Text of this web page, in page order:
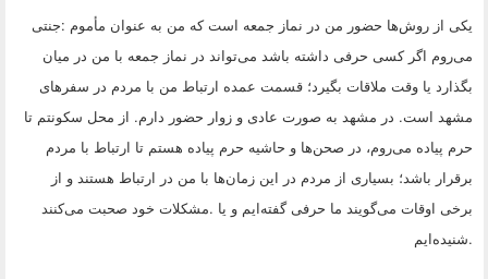
جنتی: یکی از روش‌ها حضور من در نماز جمعه است که من به عنوان مأموم
می‌روم اگر کسی حرفی داشته باشد می‌تواند در نماز جمعه با من در میان
بگذارد یا وقت ملاقات بگیرد؛ قسمت عمده ارتباط من با مردم در سفرهای
مشهد است. در مشهد به صورت عادی و زوار حضور دارم. از محل سکونتم تا
حرم پیاده می‌روم، در صحن‌ها و حاشیه حرم پیاده هستم تا ارتباط با مردم
برقرار باشد؛ بسیاری از مردم در این زمان‌ها با من در ارتباط هستند و از
مشکلات خود صحبت می‌کنند. برخی اوقات می‌گویند ما حرفی گفته‌ایم و یا
شنیده‌ایم.